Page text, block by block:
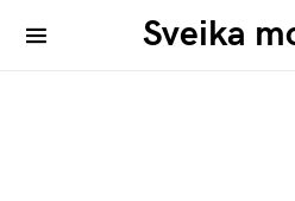
Sveika